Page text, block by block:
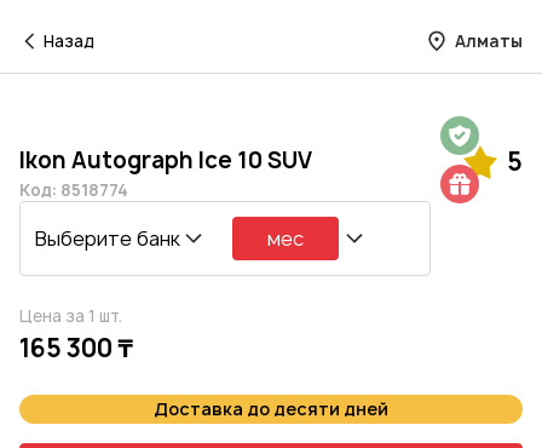
Назад Алматы
Ikon Autograph Ice 10 SUV 5
Код: 8518774
Выберите банк мес
Цена за 1 шт.
165 300 ₸
Доставка до десяти дней